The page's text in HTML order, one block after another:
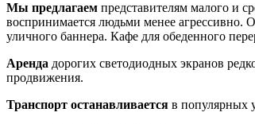
Мы предлагаем представителям малого и
воспринимается людьми менее агрессивно.
уличного баннера. Кафе для обеденного
Аренда дорогих светодиодных экранов
продвижения.
Транспорт останавливается в популярных